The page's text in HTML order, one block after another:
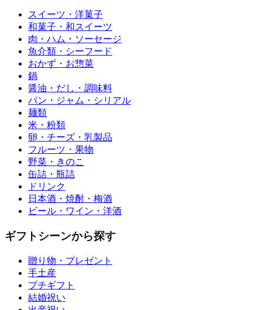
スイーツ・洋菓子
和菓子・和スイーツ
肉・ハム・ソーセージ
魚介類・シーフード
おかず・お惣菜
鍋
醤油・だし・調味料
パン・ジャム・シリアル
麺類
米・粉類
卵・チーズ・乳製品
フルーツ・果物
野菜・きのこ
缶詰・瓶詰
ドリンク
日本酒・焼酎・梅酒
ビール・ワイン・洋酒
ギフトシーンから探す
贈り物・プレゼント
手土産
プチギフト
結婚祝い